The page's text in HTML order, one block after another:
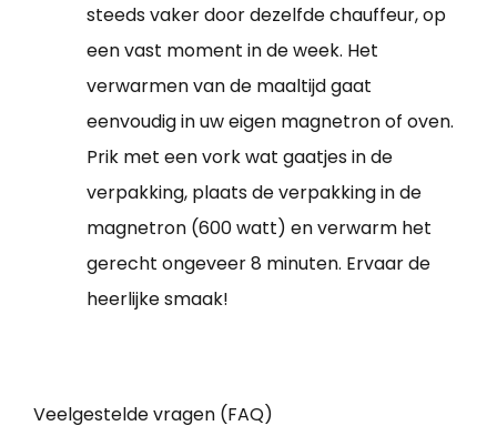
steeds vaker door dezelfde chauffeur, op
een vast moment in de week. Het
verwarmen van de maaltijd gaat
eenvoudig in uw eigen magnetron of oven.
Prik met een vork wat gaatjes in de
verpakking, plaats de verpakking in de
magnetron (600 watt) en verwarm het
gerecht ongeveer 8 minuten. Ervaar de
heerlijke smaak!
Veelgestelde vragen (FAQ)